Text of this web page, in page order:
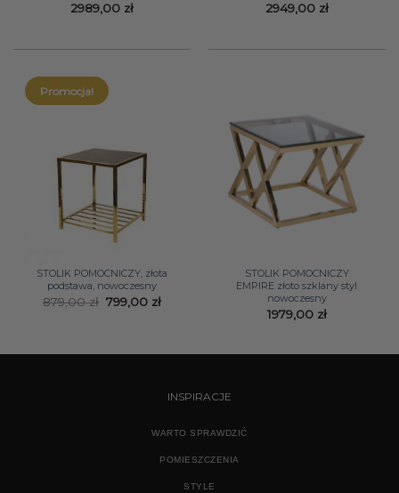
2989,00 zł 2949,00 zł
Promocja!
STOLIK POMOCNICZY, złota
podstawa, nowoczesny
879,00zł Pierwotna
cena
799,00 złAktualna
STOLIK POMOCNICZY
EMPIRE złoto szklany styl
nowoczesny
1979,00 zł
INSPIRACJE
WARTO SPRAWDZIĆ
POMIESZCZENIA
STYLE